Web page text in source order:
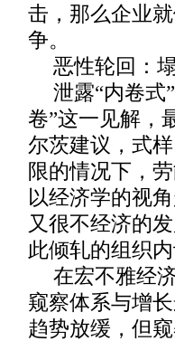
击，那么企业
争。
恶性轮回：
泄露“内卷式
卷”这一见解，
尔茨建议，式
限的情况下，
以经济学的视
又很不经济的
此倾轧的组织内
在宏不雅经
窥察体系与增
趋势放缓，但